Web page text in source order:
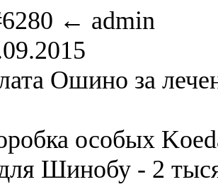
← admin
Ошино за
особых
Шинобу - 2